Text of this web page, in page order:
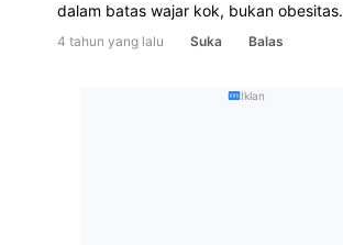
dalam batas wajar kok, bukan obesitas.
4 tahun yang lalu Suka Balas
Iklan